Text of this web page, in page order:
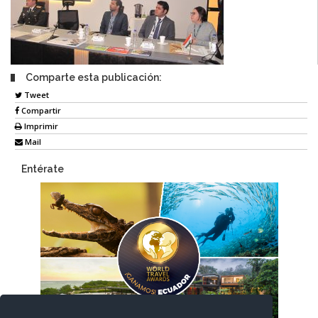
Comparte esta publicación:
Tweet
Compartir
Imprimir
Mail
Entérate